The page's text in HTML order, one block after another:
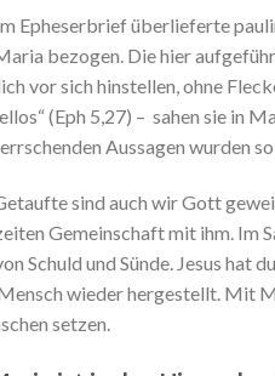
Epheserbrief überlieferte
bezogen. Die hier
vor sich hinstellen, ohne
(Eph 5,27) – sahen sie in
Aussagen wurden
sind auch wir Gott
Gemeinschaft mit ihm. Im
Schuld und Sünde. Jesus hat
wieder hergestellt. Mit
setzen.